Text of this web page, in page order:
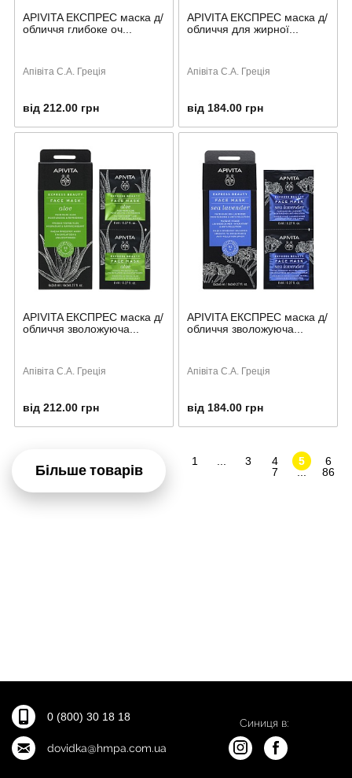
APIVITA ЕКСПРЕС маска д/
обличчя глибоке оч...
Апівіта С.А. Греція
від 212.00 грн
APIVITA ЕКСПРЕС маска д/
обличчя для жирної...
Апівіта С.А. Греція
від 184.00 грн
APIVITA ЕКСПРЕС маска д/
обличчя зволожуюча...
Апівіта С.А. Греція
від 212.00 грн
APIVITA ЕКСПРЕС маска д/
обличчя зволожуюча...
Апівіта С.А. Греція
від 184.00 грн
Більше товарів
1 3 4 5
6
7
... 86
0 (800) 30 18 18
dovidka@hmpa.com.ua
Синиця в: